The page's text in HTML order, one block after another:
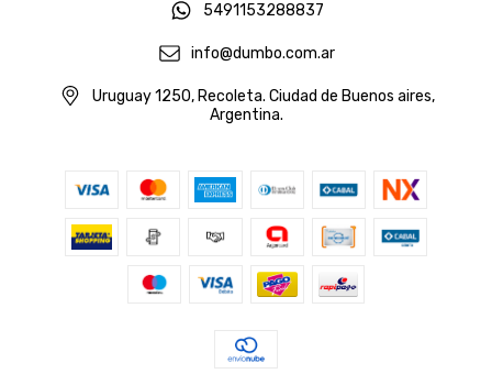
5491153288837
info@dumbo.com.ar
Uruguay 1250, Recoleta. Ciudad de Buenos aires,
Argentina.